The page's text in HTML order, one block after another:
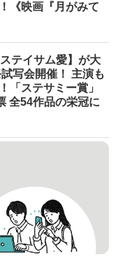
《映画『月がみて
テイサム愛】が大
写会開催！ 主演も
「ステサミー賞」
全54作品の栄冠に